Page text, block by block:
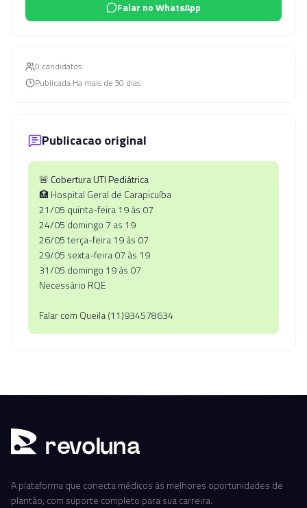
Falar no WhatsApp
0 candidatos
Publicada Ha mais de 30 dias
Publicacao original
🚨Cobertura UTI Pediátrica
🏥 Hospital Geral de Carapicuíba
21/05 quinta-feira 19 às 07
24/05 domingo 7 as 19
26/05 terça-feira 19 às 07
29/05 sexta-feira 07 às 19
31/05 domingo 19 às 07
Necessário RQE
Falar com Queila (11)934578634
revoluna
A plataforma que conecta médicos às melhores oportunidades de
plantão, com suporte completo para sua carreira.